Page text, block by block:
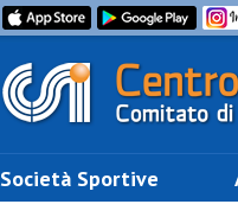
Società Sportive